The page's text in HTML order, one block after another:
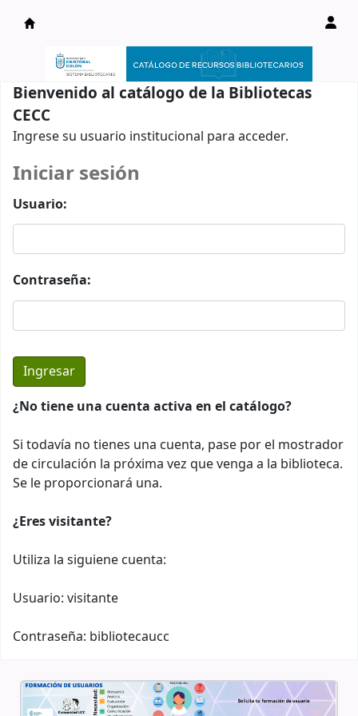
Catálogo en línea
Bienvenido al catálogo de la Bibliotecas
CECC
Ingrese su usuario institucional para acceder.
Iniciar sesión
Usuario:
Contraseña:
¿No tiene una cuenta activa en el catálogo?
Si todavía no tienes una cuenta, pase por el mostrador
de circulación la próxima vez que venga a la biblioteca.
Se le proporcionará una.
¿Eres visitante?
Utiliza la siguiene cuenta:
Usuario: visitante
Contraseña: bibliotecaucc